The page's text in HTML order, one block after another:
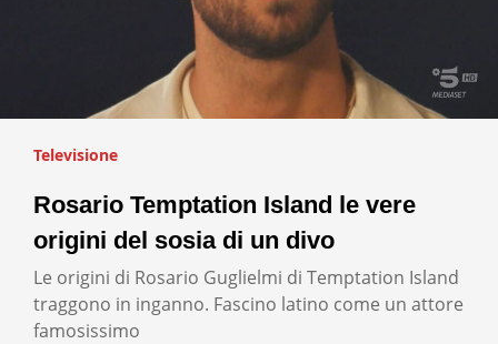
Televisione
Rosario Temptation Island le vere
origini del sosia di un divo
Le origini di Rosario Guglielmi di Temptation Island
traggono in inganno. Fascino latino come un attore
famosissimo